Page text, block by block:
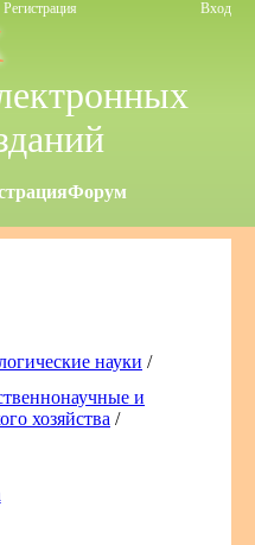
Регистрация Вход
Форум
науки /
и
хозяйства /